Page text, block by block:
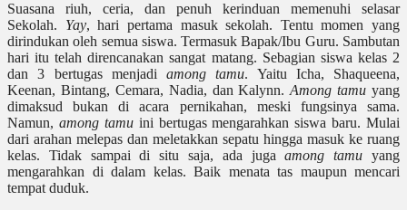
Suasana riuh, ceria, dan penuh kerinduan memenuhi selasar
Sekolah. Yay, hari pertama masuk sekolah. Tentu momen yang
dirindukan oleh semua siswa. Termasuk Bapak/Ibu Guru. Sambutan
hari itu telah direncanakan sangat matang. Sebagian siswa kelas 2
dan 3 bertugas menjadi among tamu. Yaitu Icha, Shaqueena,
Keenan, Bintang, Cemara, Nadia, dan Kalynn.Among tamu yang
dimaksud bukan di acara pernikahan, meski fungsinya sama.
Namun, among tamuini bertugas mengarahkan siswa baru. Mulai
dari arahan melepas dan meletakkan sepatu hingga masuk ke ruang
kelas. Tidak sampai di situ saja, ada jugaamong tamu yang
mengarahkan di dalam kelas. Baik menata tas maupun mencari
tempat duduk.